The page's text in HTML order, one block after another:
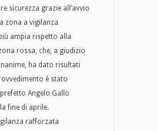
sicurezza grazie all’avvio
zona a vigilanza
ampia rispetto alla
rossa, che, a giudizio
ha dato risultati
è stato
Angelo Gallo
fine di aprile.
rafforzata